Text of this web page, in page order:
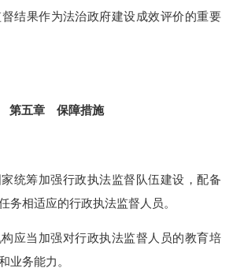
结果作为法治政府建设成效评价的重要
第五章 保障措施
统筹加强行政执法监督队伍建设，配备
务相适应的行政执法监督人员。
应当加强对行政执法监督人员的教育培
业务能力。